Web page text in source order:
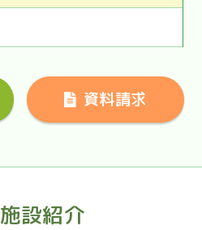
資料請求
施設紹介